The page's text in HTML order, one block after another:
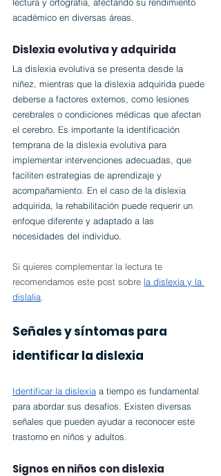
académico en diversas áreas.
Dislexia evolutiva y adquirida
La dislexia evolutiva se presenta desde la
niñez, mientras que la dislexia adquirida puede
deberse a factores externos, como lesiones
cerebrales o condiciones médicas que afectan
el cerebro. Es importante la identificación
temprana de la dislexia evolutiva para
implementar intervenciones adecuadas, que
faciliten estrategias de aprendizaje y
acompañamiento. En el caso de la dislexia
adquirida, la rehabilitación puede requerir un
enfoque diferente y adaptado a las
necesidades del individuo.
Si quieres complementar la lectura te
recomendamos este post sobre la dislexia y la
dislalia
Señales y síntomas para
identificar la dislexia
Identificar la dislexia a tiempo es fundamental
para abordar sus desafíos. Existen diversas
señales que pueden ayudar a reconocer este
trastorno en niños y adultos.
Signos en niños con dislexia